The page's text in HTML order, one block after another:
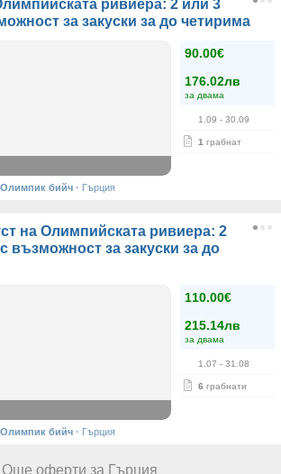
ривиера: 2 или 3
за закуски за до четирима
90.00€
176.02лв
за двама
1.09 - 30.09
1 грабнат
бийч · Гърция
на Олимпийската ривиера: 2
възможност за закуски за до
110.00€
215.14лв
за двама
1.07 - 31.08
6 грабнати
бийч · Гърция
Още оферти за Гърция